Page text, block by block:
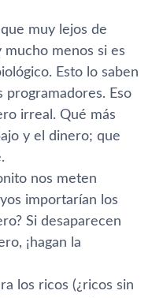
muy lejos de
mucho menos si es
Esto lo saben
programadores. Eso
irreal. Qué más
y el dinero; que
nos meten
importarí­an los
Si desaparecen
¡hagan la
los ricos (¿ricos sin